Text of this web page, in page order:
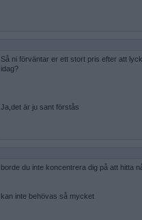
Så ni förväntar er ett stort pris efter att
idag?
Ja,det är ju sant förstås
borde du inte koncentrera dig på att hitta
kan inte behövas så mycket